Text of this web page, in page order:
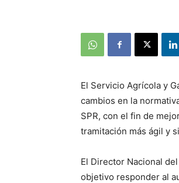
El Servicio Agrícola y
cambios en la
SPR, con el fin de
tramitación más ágil y
El Director Nacional
objetivo responder al